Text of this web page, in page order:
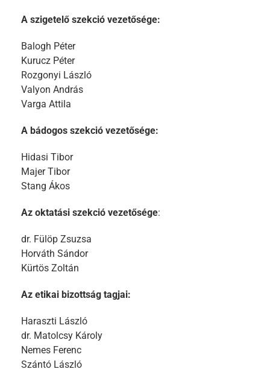
A szigetelő szekció vezetősége:
Balogh Péter
Kurucz Péter
Rozgonyi László
Valyon András
Varga Attila
A bádogos szekció vezetősége:
Hidasi Tibor
Majer Tibor
Stang Ákos
Az oktatási szekció vezetősége:
dr. Fülöp Zsuzsa
Horváth Sándor
Kürtös Zoltán
Az etikai bizottság tagjai:
Haraszti László
dr. Matolcsy Károly
Nemes Ferenc
Szántó László